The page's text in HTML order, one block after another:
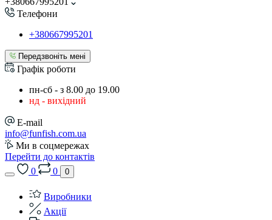
Телефони
+380667995201
Передзвоніть мені
Графік роботи
пн-сб - з 8.00 до 19.00
нд - вихідний
E-mail
info@funfish.com.ua
Ми в соцмережах
Перейти до контактів
0
0 0
Виробники
Акції